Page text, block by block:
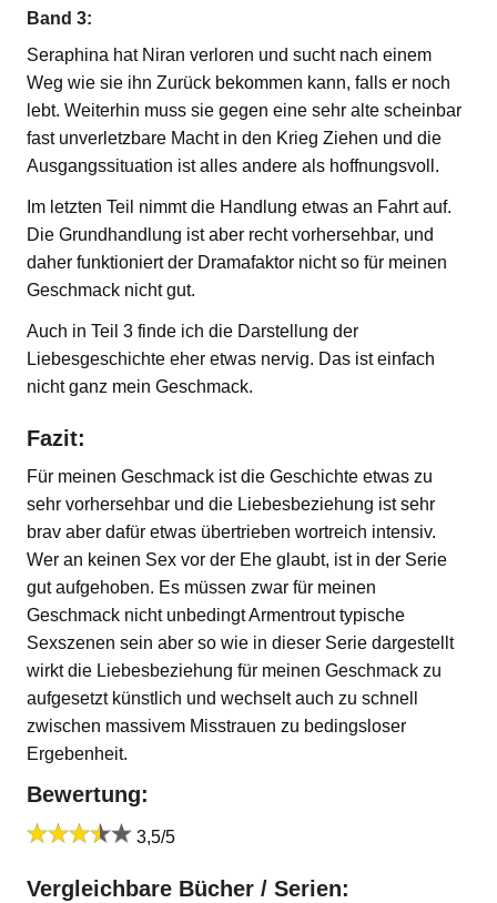
Band 3:
Seraphina hat Niran verloren und sucht nach einem
Weg wie sie ihn Zurück bekommen kann, falls er noch
lebt. Weiterhin muss sie gegen eine sehr alte scheinbar
fast unverletzbare Macht in den Krieg Ziehen und die
Ausgangssituation ist alles andere als hoffnungsvoll.
Im letzten Teil nimmt die Handlung etwas an Fahrt auf.
Die Grundhandlung ist aber recht vorhersehbar, und
daher funktioniert der Dramafaktor nicht so für meinen
Geschmack nicht gut.
Auch in Teil 3 finde ich die Darstellung der
Liebesgeschichte eher etwas nervig. Das ist einfach
nicht ganz mein Geschmack.
Fazit:
Für meinen Geschmack ist die Geschichte etwas zu
sehr vorhersehbar und die Liebesbeziehung ist sehr
brav aber dafür etwas übertrieben wortreich intensiv.
Wer an keinen Sex vor der Ehe glaubt, ist in der Serie
gut aufgehoben. Es müssen zwar für meinen
Geschmack nicht unbedingt Armentrout typische
Sexszenen sein aber so wie in dieser Serie dargestellt
wirkt die Liebesbeziehung für meinen Geschmack zu
aufgesetzt künstlich und wechselt auch zu schnell
zwischen massivem Misstrauen zu bedingsloser
Ergebenheit.
Bewertung:
3,5/5
Vergleichbare Bücher / Serien: